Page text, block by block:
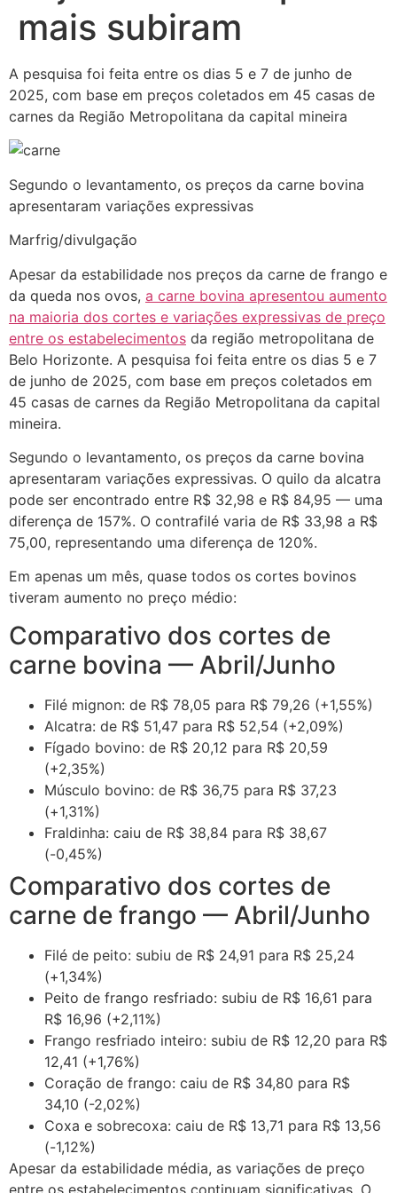
mais subiram
A pesquisa foi feita entre os dias 5 e 7 de junho de
2025, com base em preços coletados em 45 casas de
carnes da Região Metropolitana da capital mineira
Segundo o levantamento, os preços da carne bovina
apresentaram variações expressivas
Marfrig/divulgação
Apesar da estabilidade nos preços da carne de frango e
da queda nos ovos, a carne bovina apresentou aumento
na maioria dos cortes e variações expressivas de preço
entre os estabelecimentos da região metropolitana de
Belo Horizonte. A pesquisa foi feita entre os dias 5 e 7
de junho de 2025, com base em preços coletados em
45 casas de carnes da Região Metropolitana da capital
mineira.
Segundo o levantamento, os preços da carne bovina
apresentaram variações expressivas. O quilo da alcatra
pode ser encontrado entre R$ 32,98 e R$ 84,95 — uma
diferença de 157%. O contrafilé varia de R$ 33,98 a R$
75,00, representando uma diferença de 120%.
Em apenas um mês, quase todos os cortes bovinos
tiveram aumento no preço médio:
Comparativo dos cortes de
carne bovina — Abril/Junho
Filé mignon: de R$ 78,05 para R$ 79,26 (+1,55%)
Alcatra: de R$ 51,47 para R$ 52,54 (+2,09%)
Fígado bovino: de R$ 20,12 para R$ 20,59
(+2,35%)
Músculo bovino: de R$ 36,75 para R$ 37,23
(+1,31%)
Fraldinha: caiu de R$ 38,84 para R$ 38,67
(-0,45%)
Comparativo dos cortes de
carne de frango — Abril/Junho
Filé de peito: subiu de R$ 24,91 para R$ 25,24
(+1,34%)
Peito de frango resfriado: subiu de R$ 16,61 para
R$ 16,96 (+2,11%)
Frango resfriado inteiro: subiu de R$ 12,20 para R$
12,41 (+1,76%)
Coração de frango: caiu de R$ 34,80 para R$
34,10 (-2,02%)
Coxa e sobrecoxa: caiu de R$ 13,71 para R$ 13,56
(-1,12%)
Apesar da estabilidade média, as variações de preço
entre os estabelecimentos continuam significativas. O